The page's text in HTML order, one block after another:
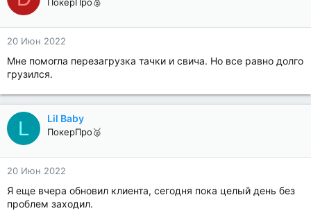
20 Июн 2022
Мне помогла перезагрузка тачки и свича. Но все равно долго
грузился.
L Lil Baby
ПокерПро🥈
20 Июн 2022
Я еще вчера обновил клиента, сегодня пока целый день без
проблем заходил.